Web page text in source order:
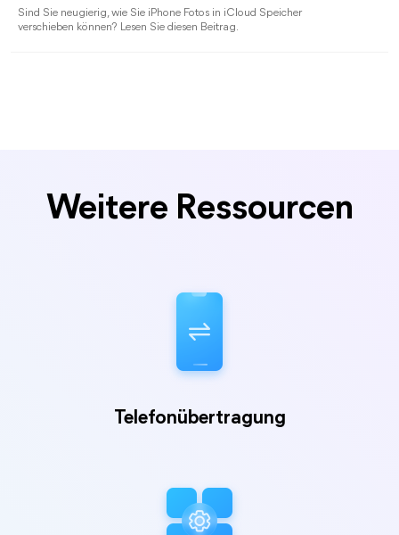
Verwaltung
Es gibt 6 Möglichkeiten für diesen Fehler „iCloud Fotos
synchronisiert nicht auf dem iPhone“, oder Sie ...
verschieben
Weitere Ressourcen
Telefonübertragung